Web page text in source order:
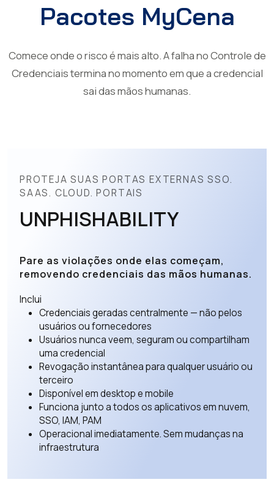
Pacotes MyCena
Comece onde o risco é mais alto. A falha no Controle de
Credenciais termina no momento em que a credencial
sai das mãos humanas.
PROTEJA SUAS PORTAS EXTERNAS SSO.
SAAS. CLOUD. PORTAIS
UNPHISHABILITY
Pare as violações onde elas começam,
removendo credenciais das mãos humanas.
Inclui
Credenciais geradas centralmente — não pelos
usuários ou fornecedores
Usuários nunca veem, seguram ou compartilham
uma credencial
Revogação instantânea para qualquer usuário ou
terceiro
Disponível em desktop e mobile
Funciona junto a todos os aplicativos em nuvem,
SSO, IAM, PAM
Operacional imediatamente. Sem mudanças na
infraestrutura